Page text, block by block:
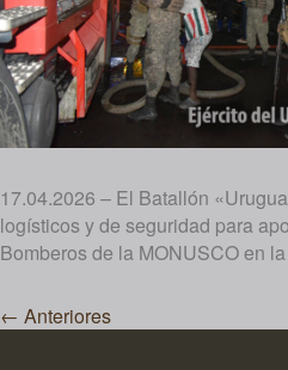
17.04.2026 – El Batallón
logísticos y de seguridad para
Bomberos de la MONUSCO en
de
← Anteriores